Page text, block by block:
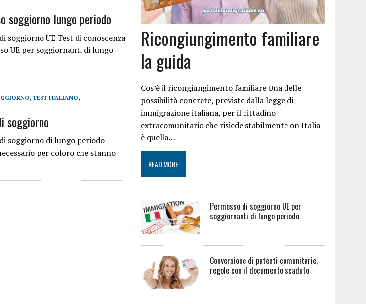
soggiorno lungo periodo
soggiorno UE Test di conoscenza
UE per soggiornanti di lungo
, TEST ITALIANO,
soggiorno
soggiorno di lungo periodo
per coloro che stanno
Ricongiungimento familiare
la guida
Cos’è il ricongiungimento familiare Una delle
possibilità concrete, previste dalla legge di
immigrazione italiana, per il cittadino
extracomunitario che risiede stabilmente on Italia
è quella…
READ MORE
Permesso di soggiorno UE per
soggiornanti di lungo periodo
Conversione di patenti comunitarie,
regole con il documento scaduto